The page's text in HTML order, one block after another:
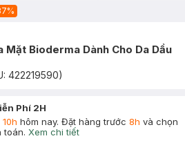
%
Mặt Bioderma Dành Cho Da Dầu
422219590)
Phí 2H
10h hôm nay. Đặt hàng trước 8h và chọn
toán. Xem chi tiết